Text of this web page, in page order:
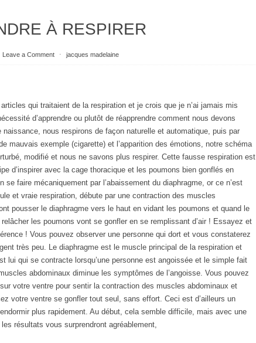
À RESPIRER
Leave a Comment ⋅ jacques madelaine
qui traitaient de la respiration et je crois que je n’ai jamais mis
d’apprendre ou plutôt de réapprendre comment nous devons
naissance, nous respirons de façon naturelle et automatique, puis par
mauvais exemple (cigarette) et l’apparition des émotions, notre schéma
modifié et nous ne savons plus respirer. Cette fausse respiration est
d’inspirer avec la cage thoracique et les poumons bien gonflés en
se faire mécaniquement par l’abaissement du diaphragme, or ce n’est
et vraie respiration, débute par une contraction des muscles
pousser le diaphragme vers le haut en vidant les poumons et quand le
les poumons vont se gonfler en se remplissant d’air ! Essayez et
! Vous pouvez observer une personne qui dort et vous constaterez
très peu. Le diaphragme est le muscle principal de la respiration et
lui qui se contracte lorsqu’une personne est angoissée et le simple fait
abdominaux diminue les symptômes de l’angoisse. Vous pouvez
votre ventre pour sentir la contraction des muscles abdominaux et
votre ventre se gonfler tout seul, sans effort. Ceci est d’ailleurs un
plus rapidement. Au début, cela semble difficile, mais avec une
résultats vous surprendront agréablement,